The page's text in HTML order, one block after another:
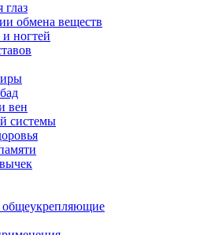
обмена веществ
ногтей
вен
системы